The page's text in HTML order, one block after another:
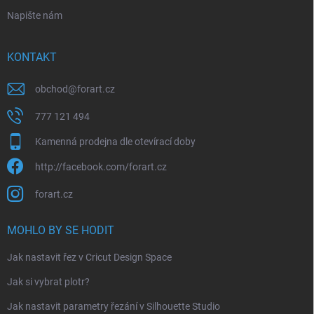
Napište nám
KONTAKT
obchod@forart.cz
777 121 494
Kamenná prodejna dle otevírací doby
http://facebook.com/forart.cz
forart.cz
MOHLO BY SE HODIT
Jak nastavit řez v Cricut Design Space
Jak si vybrat plotr?
Jak nastavit parametry řezání v Silhouette Studio